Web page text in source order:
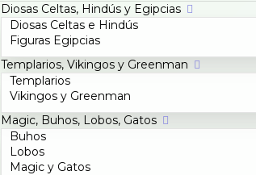
Diosas Celtas, Hindús y Egipcias
Diosas Celtas e Hindús
Figuras Egipcias
Templarios, Vikingos y Greenman
Templarios
Vikingos y Greenman
Magic, Buhos, Lobos, Gatos
Buhos
Lobos
Magic y Gatos